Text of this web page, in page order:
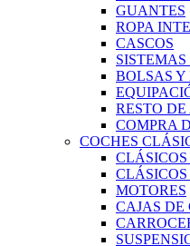
GUANTES
ROPA
CASCOS
BOLSAS
RESTO DE
COMPRA
COCHES
MOTORES
CAJAS DE